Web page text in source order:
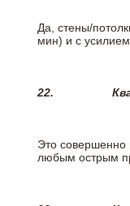
Да, стены/
мин) и с
22.
Это совершенно
любым острым